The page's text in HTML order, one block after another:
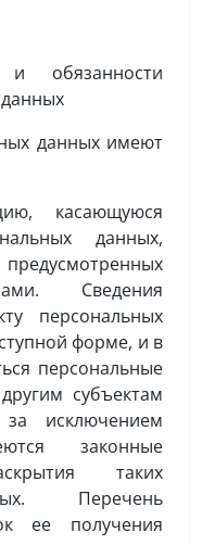
обязанности
данных имеют
касающуюся
данных,
предусмотренных
Сведения
персональных
форме, и в
персональные
субъектам
исключением
законные
таких
Перечень
ее получения